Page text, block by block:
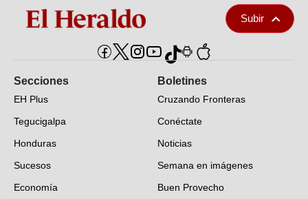
Subir
Secciones
EH Plus
Tegucigalpa
Honduras
Sucesos
Economía
Boletines
Cruzando Fronteras
Conéctate
Noticias
Semana en imágenes
Buen Provecho